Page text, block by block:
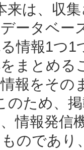
は、収集
ータベー
情報1つ1
まとめる
報をその
ため、掲
情報発信
のであり